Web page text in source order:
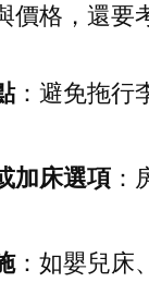
價格，還要
：避免拖行
加床選項 ：
：如嬰兒床